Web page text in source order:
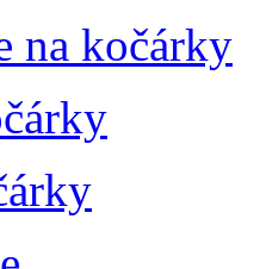
na kočárky